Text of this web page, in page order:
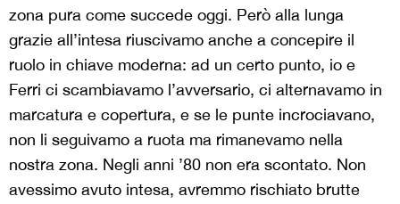
zona pura come succede oggi. Però alla lunga
grazie all’intesa riuscivamo anche a concepire il
ruolo in chiave moderna: ad un certo punto, io e
Ferri ci scambiavamo l’avversario, ci alternavamo in
marcatura e copertura, e se le punte incrociavano,
non li seguivamo a ruota ma rimanevamo nella
nostra zona. Negli anni ’80 non era scontato. Non
avessimo avuto intesa, avremmo rischiato brutte